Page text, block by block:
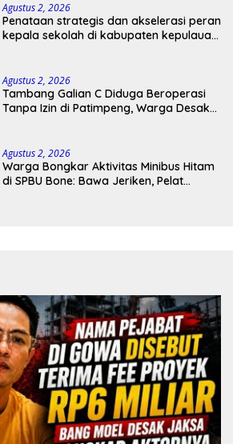
Agustus 2, 2026
Penataan strategis dan akselerasi peran
kepala sekolah di kabupaten kepulauan
Agustus 2, 2026
Tambang Galian C Diduga Beroperasi
Tanpa Izin di Patimpeng, Warga Desak
Agustus 2, 2026
Warga Bongkar Aktivitas Minibus Hitam
di SPBU Bone: Bawa Jeriken, Pelat